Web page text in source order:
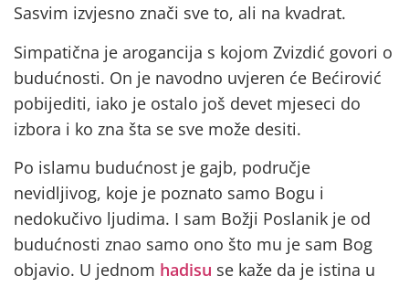
Sasvim izvjesno znači sve to, ali na kvadrat.
Simpatična je arogancija s kojom Zvizdić govori o
budućnosti. On je navodno uvjeren će Bećirović
pobijediti, iako je ostalo još devet mjeseci do
izbora i ko zna šta se sve može desiti.
Po islamu budućnost je gajb, područje
nevidljivog, koje je poznato samo Bogu i
nedokučivo ljudima. I sam Božji Poslanik je od
budućnosti znao samo ono što mu je sam Bog
objavio. U jednom hadisu se kaže da je istina u